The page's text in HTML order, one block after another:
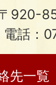
920-
話：
先一覧